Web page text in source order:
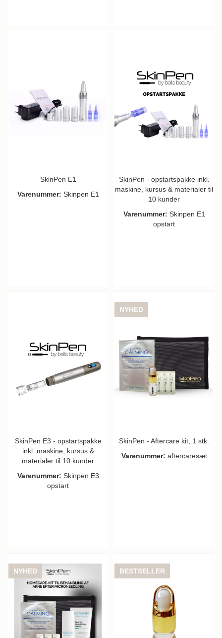
SkinPen E1
Varenummer: Skinpen E1
SkinPen - opstartspakke inkl.
maskine, kursus & materialer til
10 kunder
Varenummer: Skinpen E1
opstart
SkinPen E3 - opstartspakke
inkl. maskine, kursus &
materialer til 10 kunder
Varenummer: Skinpen E3
opstart
NYHED
SkinPen - Aftercare kit, 1 stk.
Varenummer: aftercaresæt
NYHED BESTSELLER